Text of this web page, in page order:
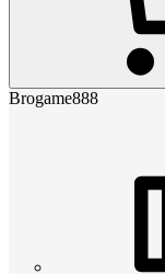
Brogame888